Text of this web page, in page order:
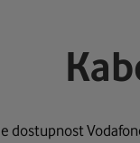
dostupnost